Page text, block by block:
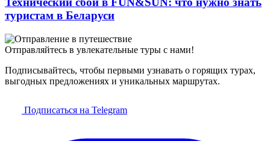
туристам в Беларуси
Отправляйтесь в увлекательные туры с нами!
Подписывайтесь, чтобы первыми узнавать о горящих турах,
выгодных предложениях и уникальных маршрутах.
Подписаться на Telegram